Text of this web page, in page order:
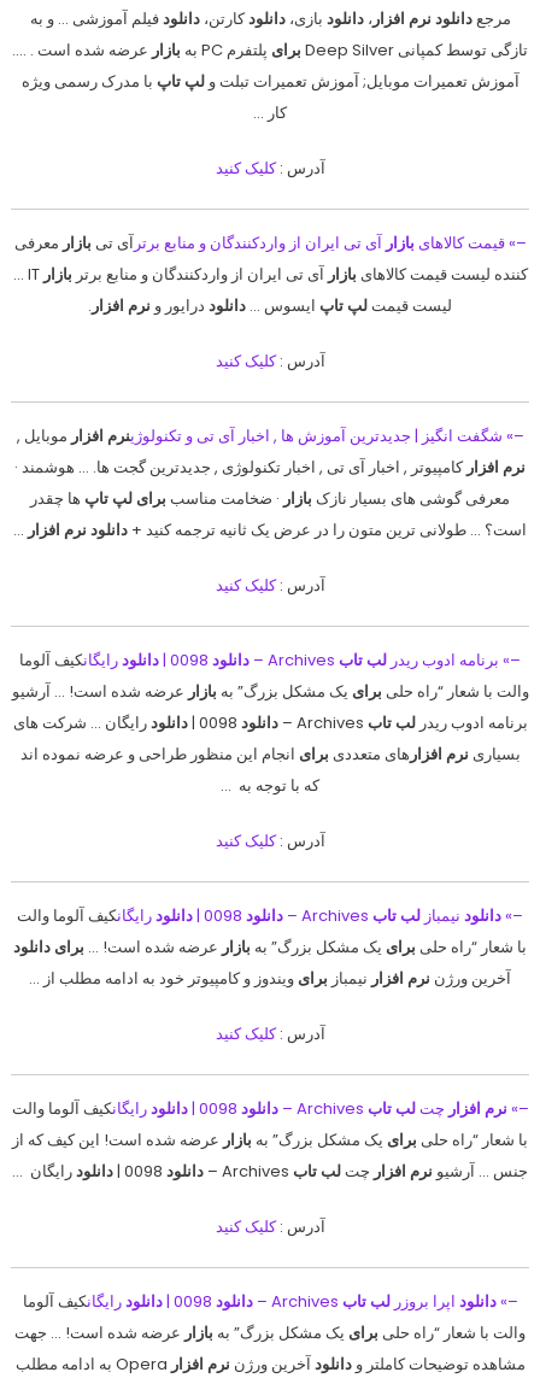
مرجعدانلود نرم افزار،دانلود بازی،دانلودکارتن،دانلودفیلم آموزشی … و به
تازگی توسط کمپانی Deep Silver
برای پلتفرم PC به بازار عرضه شده است . ….
آموزش تعمیرات موبایل; آموزش تعمیرات تبلت ولپ تاپ با مدرک رسمی ویژه
کار …
آدرس :کلیک کنید
–» قیمت کالاهای بازار آی تی ایران از واردکنندگان و منابع برترآی تی بازار معرفی
کننده لیست قیمت کالاهای بازار آی تی ایران از واردکنندگان و منابع برتر بازار
IT …
لیست قیمتلپ تاپ ایسوس … دانلود درایور و نرم افزار.
آدرس :کلیک کنید
–» شگفت انگیز | جدیدترین آموزش ها , اخبار آی تی و تکنولوژینرم افزار موبایل ,
نرم افزار کامپیوتر , اخبار آی تی , اخبار تکنولوژی , جدیدترین گجت ها. … هوشمند ·
معرفی گوشی های بسیار نازک بازار · ضخامت مناسب برای لپ‌ تاپ‌ ها چقدر
است؟ … طولانی ترین متون را در عرض یک ثانیه ترجمه کنید + دانلود نرم افزار …
آدرس :کلیک کنید
–» برنامه ادوب ریدر لب تاب دانلود دانلودرایگانکیف آلوما
والت با شعار “راه حلی برای یک مشکل بزرگ” به بازار عرضه شده است! … آرشیو
برنامه ادوب ریدرلب تاب دانلود دانلودرایگان … شرکت های
بسیاری نرم افزارهای متعددی برای انجام این منظور طراحی و عرضه نموده اند
که با توجه به …
آدرس :کلیک کنید
–»دانلود نیمباز لب تاب دانلود دانلودرایگانکیف آلوما والت
با شعار “راه حلی برای یک مشکل بزرگ” به بازار عرضه شده است! … برای دانلود
آخرین ورژن نرم افزار نیمباز برای ویندوز و کامپیوتر خود به ادامه مطلب از …
آدرس :کلیک کنید
–» نرم افزار چتلب تاب دانلود دانلودرایگانکیف آلوما والت
با شعار “راه حلی برای یک مشکل بزرگ” به بازار عرضه شده است! این کیف که از
جنس … آرشیو نرم افزار چتلب تاب دانلود دانلودرایگان …
آدرس :کلیک کنید
–»دانلود اپرا بروزرلب تاب دانلود دانلودرایگانکیف آلوما
والت با شعار “راه حلی برای یک مشکل بزرگ” به بازار عرضه شده است! … جهت
مشاهده توضیحات کاملتر ودانلودآخرین ورژن نرم افزار Opera به ادامه مطلب